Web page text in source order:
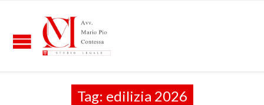
Tag: edilizia 2026